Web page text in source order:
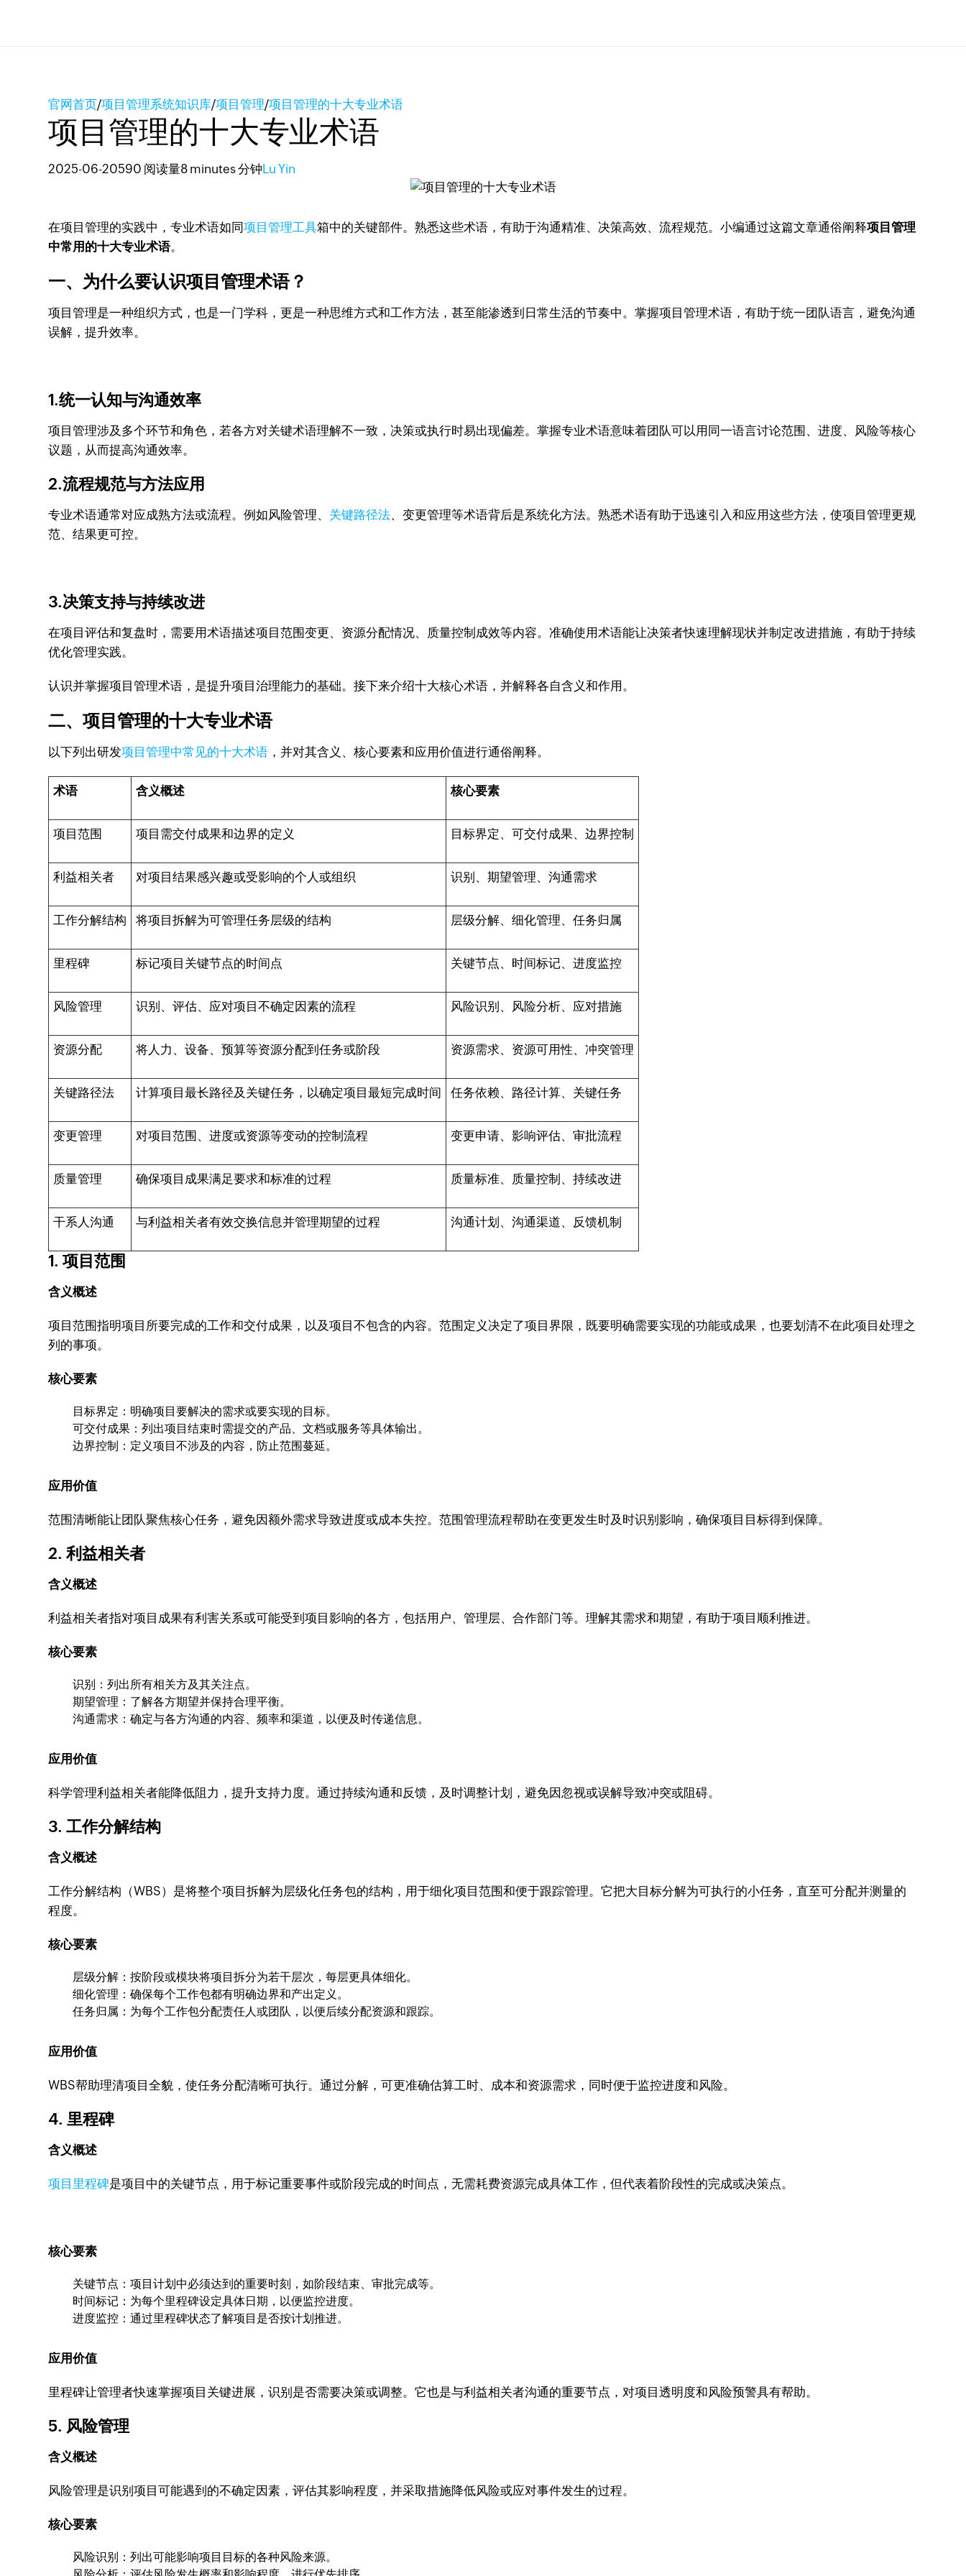
官网首页/项目管理系统知识库/项目管理/项目管理的十大专业术语
项目管理的十大专业术语
2025-06-20590 阅读量8 minutes 分钟 Lu Yin
在项目管理的实践中，专业术语如同项目管理工具箱中的关键部件。熟悉这些术语，有助于沟通精准、决策高效、流程规范。小编通过这篇文章通俗阐释项目管理
中常用的十大专业术语。
一、为什么要认识项目管理术语？
项目管理是一种组织方式，也是一门学科，更是一种思维方式和工作方法，甚至能渗透到日常生活的节奏中。掌握项目管理术语，有助于统一团队语言，避免沟通
误解，提升效率。
1.统一认知与沟通效率
项目管理涉及多个环节和角色，若各方对关键术语理解不一致，决策或执行时易出现偏差。掌握专业术语意味着团队可以用同一语言讨论范围、进度、风险等核心
议题，从而提高沟通效率。
2.流程规范与方法应用
专业术语通常对应成熟方法或流程。例如风险管理、 关键路径法、变更管理等术语背后是系统化方法。熟悉术语有助于迅速引入和应用这些方法，使项目管理更规
范、结果更可控。
3.决策支持与持续改进
在项目评估和复盘时，需要用术语描述项目范围变更、资源分配情况、质量控制成效等内容。准确使用术语能让决策者快速理解现状并制定改进措施，有助于持续
优化管理实践。
认识并掌握项目管理术语，是提升项目治理能力的基础。接下来介绍十大核心术语，并解释各自含义和作用。
二、项目管理的十大专业术语
以下列出研发项目管理中常见的十大术语 ，并对其含义、核心要素和应用价值进行通俗阐释。
术语 含义概述 核心要素
项目范围 项目需交付成果和边界的定义 目标界定、可交付成果、边界控制
利益相关者 对项目结果感兴趣或受影响的个人或组织 识别、期望管理、沟通需求
工作分解结构 将项目拆解为可管理任务层级的结构 层级分解、细化管理、任务归属
里程碑 标记项目关键节点的时间点 关键节点、时间标记、进度监控
风险管理 识别、评估、应对项目不确定因素的流程 风险识别、风险分析、应对措施
资源分配 将人力、设备、预算等资源分配到任务或阶段 资源需求、资源可用性、冲突管理
关键路径法 计算项目最长路径及关键任务，以确定项目最短完成时间 任务依赖、路径计算、关键任务
变更管理 对项目范围、进度或资源等变动的控制流程 变更申请、影响评估、审批流程
质量管理 确保项目成果满足要求和标准的过程 质量标准、质量控制、持续改进
干系人沟通 与利益相关者有效交换信息并管理期望的过程 沟通计划、沟通渠道、反馈机制
1. 项目范围
含义概述
项目范围指明项目所要完成的工作和交付成果，以及项目不包含的内容。范围定义决定了项目界限，既要明确需要实现的功能或成果，也要划清不在此项目处理之
列的事项。
核心要素
目标界定：明确项目要解决的需求或要实现的目标。
可交付成果：列出项目结束时需提交的产品、文档或服务等具体输出。
边界控制：定义项目不涉及的内容，防止范围蔓延。
应用价值
范围清晰能让团队聚焦核心任务，避免因额外需求导致进度或成本失控。范围管理流程帮助在变更发生时及时识别影响，确保项目目标得到保障。
2. 利益相关者
含义概述
利益相关者指对项目成果有利害关系或可能受到项目影响的各方，包括用户、管理层、合作部门等。理解其需求和期望，有助于项目顺利推进。
核心要素
识别：列出所有相关方及其关注点。
期望管理：了解各方期望并保持合理平衡。
沟通需求：确定与各方沟通的内容、频率和渠道，以便及时传递信息。
应用价值
科学管理利益相关者能降低阻力，提升支持力度。通过持续沟通和反馈，及时调整计划，避免因忽视或误解导致冲突或阻碍。
3. 工作分解结构
含义概述
工作分解结构（WBS）是将整个项目拆解为层级化任务包的结构，用于细化项目范围和便于跟踪管理。它把大目标分解为可执行的小任务，直至可分配并测量的
程度。
核心要素
层级分解：按阶段或模块将项目拆分为若干层次，每层更具体细化。
细化管理：确保每个工作包都有明确边界和产出定义。
任务归属：为每个工作包分配责任人或团队，以便后续分配资源和跟踪。
应用价值
WBS帮助理清项目全貌，使任务分配清晰可执行。通过分解，可更准确估算工时、成本和资源需求，同时便于监控进度和风险。
4. 里程碑
含义概述
项目里程碑是项目中的关键节点，用于标记重要事件或阶段完成的时间点，无需耗费资源完成具体工作，但代表着阶段性的完成或决策点。
核心要素
关键节点：项目计划中必须达到的重要时刻，如阶段结束、审批完成等。
时间标记：为每个里程碑设定具体日期，以便监控进度。
进度监控：通过里程碑状态了解项目是否按计划推进。
应用价值
里程碑让管理者快速掌握项目关键进展，识别是否需要决策或调整。它也是与利益相关者沟通的重要节点，对项目透明度和风险预警具有帮助。
5. 风险管理
含义概述
风险管理是识别项目可能遇到的不确定因素，评估其影响程度，并采取措施降低风险或应对事件发生的过程。
核心要素
风险识别：列出可能影响项目目标的各种风险来源。